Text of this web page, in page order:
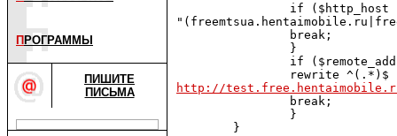
П РОГРАММЫ
ПИШИТЕ
ПИСЬМА
if
                break;
                }
if
http://
                break;
                }
        }